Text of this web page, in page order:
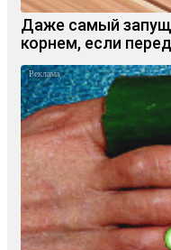
Даже самый
корнем, если